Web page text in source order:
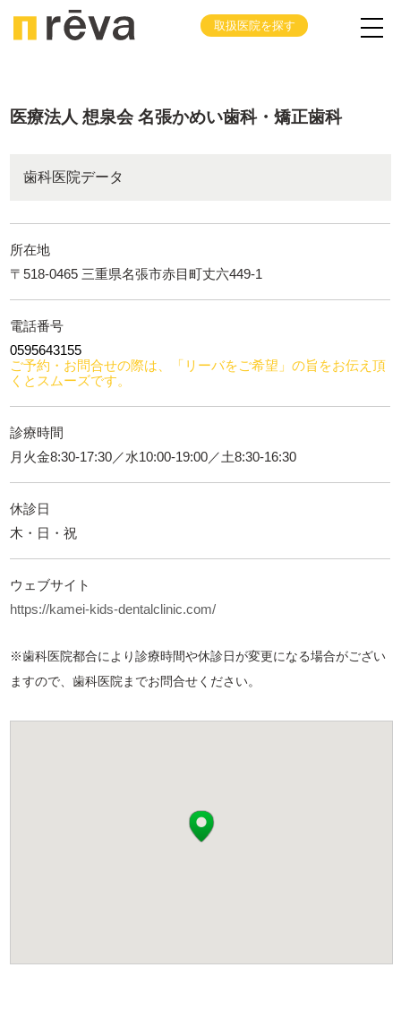
取扱医院を探す
医療法人 想泉会 名張かめい歯科・矯正歯科
歯科医院データ
所在地
〒518-0465 三重県名張市赤目町丈六449-1
電話番号
0595643155
ご予約・お問合せの際は、「リーバをご希望」の旨をお伝え頂
くとスムーズです。
診療時間
月火金8:30-17:30／水10:00-19:00／土8:30-16:30
休診日
木・日・祝
ウェブサイト
https://kamei-kids-dentalclinic.com/
※歯科医院都合により診療時間や休診日が変更になる場合がござい
ますので、歯科医院までお問合せください。